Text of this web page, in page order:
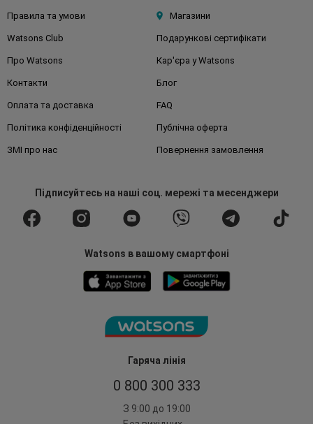
Гаряча лінія
0 800 300 333
З 9:00 до 19:00
Правила та умови Магазини
Watsons Club Подарункові сертифікати
Про Watsons Кар'єра у Watsons
Контакти Блог
Оплата та доставка FAQ
Політика конфіденційності Публічна оферта
ЗМІ про нас Повернення замовлення
Підписуйтесьна наші соц. мережі та месенджери
Watsons в вашому смартфоні